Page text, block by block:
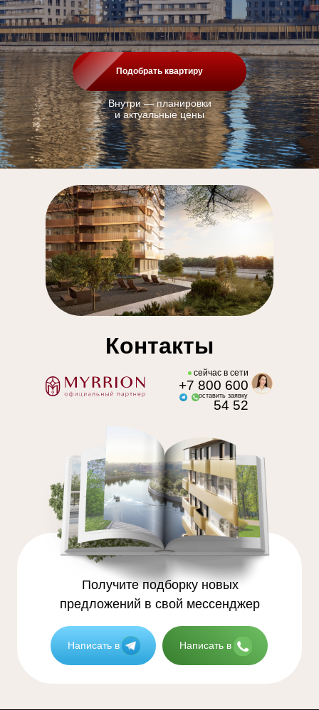
Подобрать квартиру
Внутри — планировки
и актуальные цены
+7 800 600
54 52
оставить заявку
cейчас в сети
Контакты
Получите подборку новых
предложений в свой мессенджер
Написать в - - -
Написать в - - -